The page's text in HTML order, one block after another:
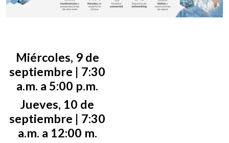
Miércoles, 9 de
septiembre | 7:30
a.m. a 5:00 p.m.
Jueves, 10 de
septiembre | 7:30
a.m. a 12:00 m.